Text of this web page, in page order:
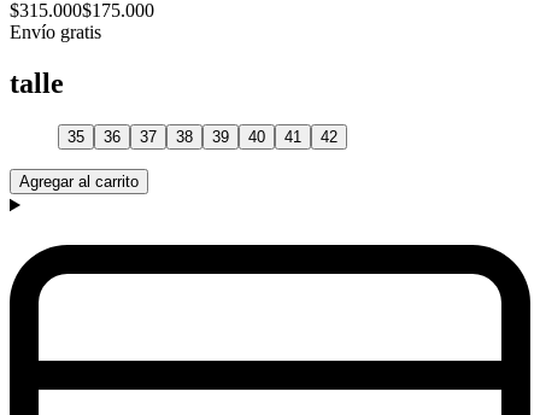
$315.000$175.000
Envío gratis
talle
35 36 37 38 39 40 41 42
Agregar al carrito